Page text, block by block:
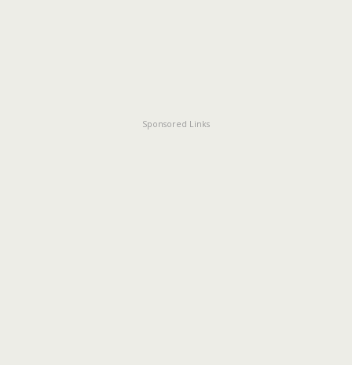
Sponsored Links